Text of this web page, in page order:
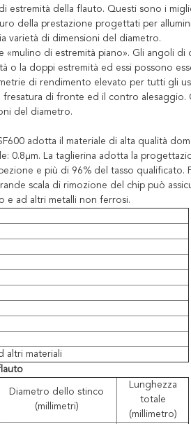
della flauto. Questi sono i
della prestazione progettati per
varietà di dimensioni del diametro.
di estremità piano». Gli angoli di
o la doppi estremità ed essi possono
di rendimento elevato per tutti gli
fresatura di fronte ed il contro
del diametro.
adotta il materiale di alta qualità
0.8μm. La taglierina adotta la
e più di 96% del tasso qualificato.
scala di rimozione del chip può
e ad altri metalli non ferrosi.
altri materiali
Diametro dello stinco
(millimetri)
Lunghezza
totale
(millimetro)